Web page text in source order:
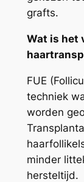
grafts.
Wat is het
FUE
techniek
worden
minder
hersteltijd.